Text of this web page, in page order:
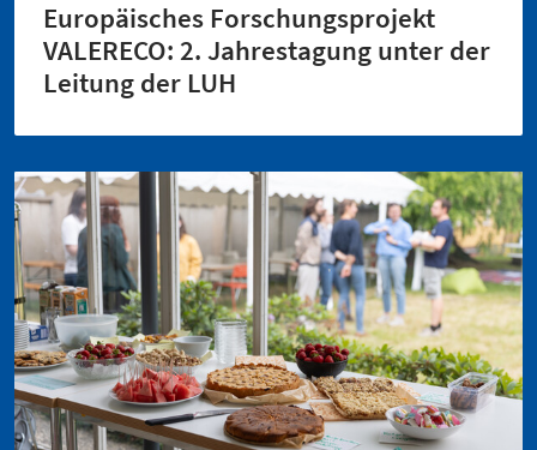
Europäisches Forschungsprojekt
VALERECO: 2. Jahrestagung unter der
Leitung der LUH